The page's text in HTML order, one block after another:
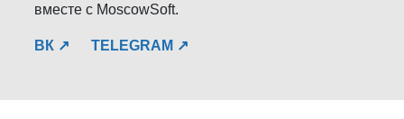
вместе с MoscowSoft.
ВК ↗ TELEGRAM ↗